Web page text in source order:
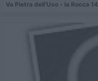
Va Pietra dell'Uso - la Rocca 14